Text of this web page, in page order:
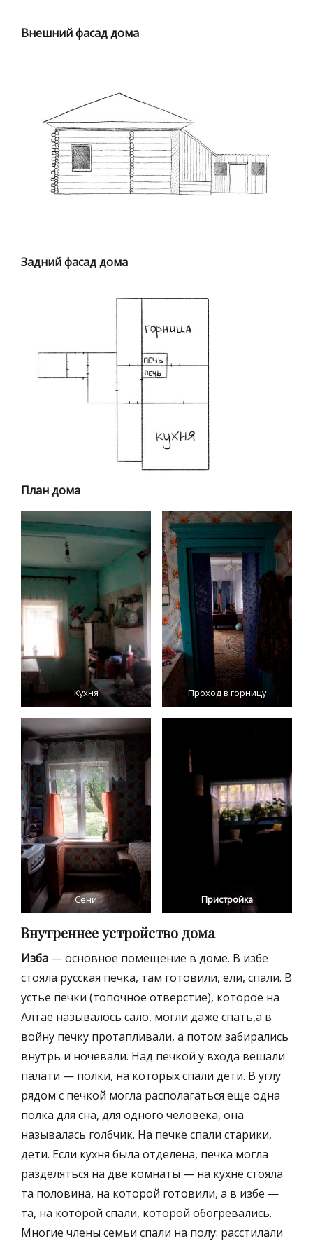
Внешний фасад дома
Задний фасад дома
План дома
Кухня Проход в горницу
Сени Пристройка
Внутреннее устройство дома
Изба — основное помещение в доме. В избе
стояла русская печка, там готовили, ели, спали. В
устье печки (топочное отверстие), которое на
Алтае называлось сало, могли даже спать,а в
войну печку протапливали, а потом забирались
внутрь и ночевали. Над печкой у входа вешали
палати — полки, на которых спали дети. В углу
рядом с печкой могла располагаться еще одна
полка для сна, для одного человека, она
называлась голбчик. На печке спали старики,
дети. Если кухня была отделена, печка могла
разделяться на две комнаты — на кухне стояла
та половина, на которой готовили, а в избе —
та, на которой спали, которой обогревались.
Многие члены семьи спали на полу: расстилали